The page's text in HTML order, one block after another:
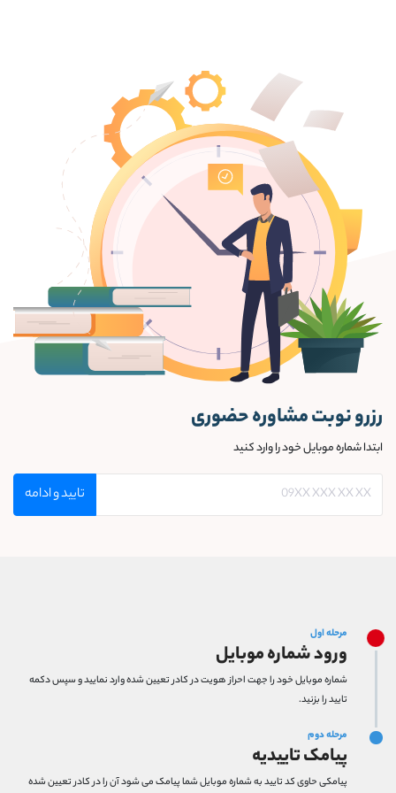
رزرو نوبت مشاوره حضوری
ابتدا شماره موبایل خود را وارد کنید
تایید و ادامه
مرحله اول
ورود شماره موبایل
شماره موبایل خود را جهت احراز هویت در کادر تعیین شده وارد نمایید و سپس دکمه
تایید را بزنید.
مرحله دوم
پیامک تاییدیه
پیامکی حاوی کد تایید به شماره موبایل شما پیامک می شود آن را در کادر تعیین شده